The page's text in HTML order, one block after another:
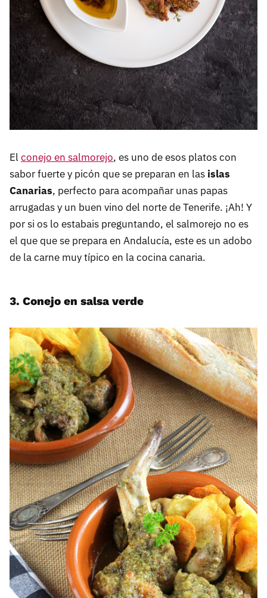
El conejo en salmorejo, es uno de esos platos con
sabor fuerte y picón que se preparan en las islas
Canarias, perfecto para acompañar unas papas
arrugadas y un buen vino del norte de Tenerife. ¡Ah! Y
por si os lo estabais preguntando, el salmorejo no es
el que que se prepara en Andalucía, este es un adobo
de la carne muy típico en la cocina canaria.
3. Conejo en salsa verde